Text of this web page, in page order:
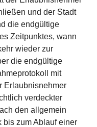
und der Stadt
die endgültige
Zeitpunktes, wann
wieder zur
die endgültige
mit
Erlaubnisnehmer
verdeckter
den allgemein
bis zum Ablauf einer